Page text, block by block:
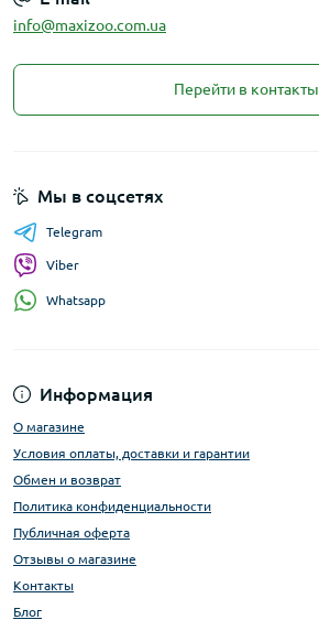
info@maxizoo.com.ua
Перейти в контакты
Информация
О магазине
Условия оплаты, доставки и гарантии
Обмен и возврат
Политика конфиденциальности
Публичная оферта
Отзывы о магазине
Контакты
Блог
Мы в соцсетях
Telegram
Viber
Whatsapp